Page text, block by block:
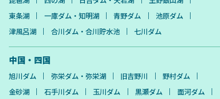
東条湖
一庫ダム・知明湖 青野ダム
池原ダム
津風呂湖
合川ダム・合川貯水池 七川ダム
中国・四国
旭川ダム 弥栄ダム・弥栄湖 旧吉野川
野村ダム
金砂湖
石手川ダム 玉川ダム 黒瀬ダム
面河ダム